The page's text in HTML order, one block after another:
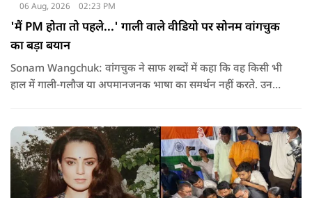
06 Aug, 2026 02:23 PM
'मैं PM होता तो पहले...' गाली वाले वीडियो पर सोनम वांगचुक
का बड़ा बयान
Sonam Wangchuk: वांगचुक ने साफ शब्दों में कहा कि वह किसी भी
हाल में गाली-गलौज या अपमानजनक भाषा का समर्थन नहीं करते. उनका